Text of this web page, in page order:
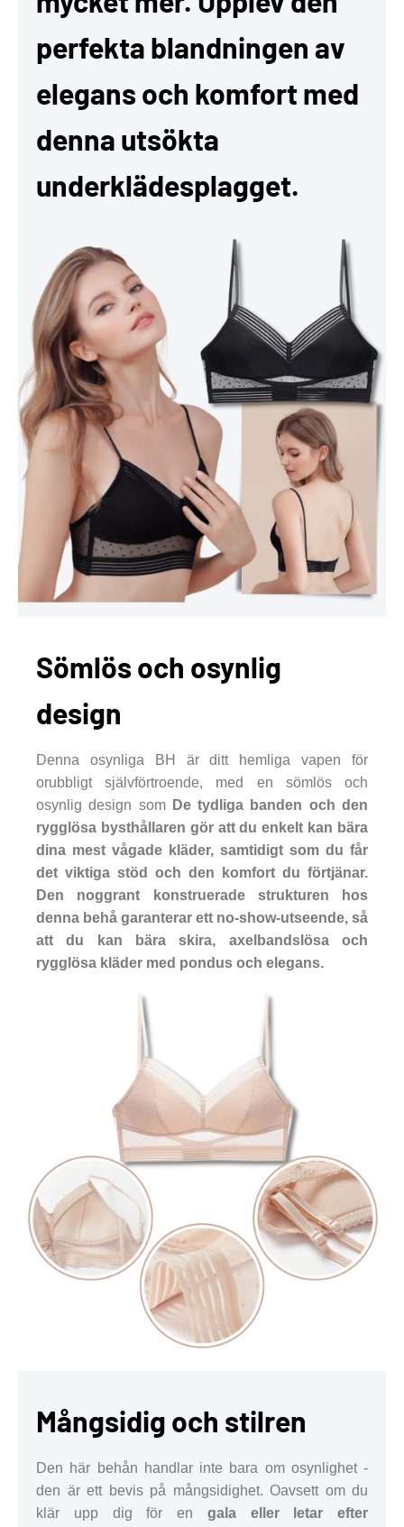
perfekta blandningen av
elegans och komfort med
denna utsökta
underklädesplagget.
Sömlös och osynlig
design
Denna osynliga BH är ditt hemliga vapen för
orubbligt självförtroende, med en sömlös och
osynlig design som De tydliga banden och den
rygglösa bysthållaren gör att du enkelt kan bära
dina mest vågade kläder, samtidigt som du får
det viktiga stöd och den komfort du förtjänar.
Den noggrant konstruerade strukturen hos
denna behå garanterar ett no-show-utseende, så
att du kan bära skira, axelbandslösa och
rygglösa kläder med pondus och elegans.
Mångsidig och stilren
Den här behån handlar inte bara om osynlighet -
den är ett bevis på mångsidighet. Oavsett om du
klär upp dig för en gala eller letar efter